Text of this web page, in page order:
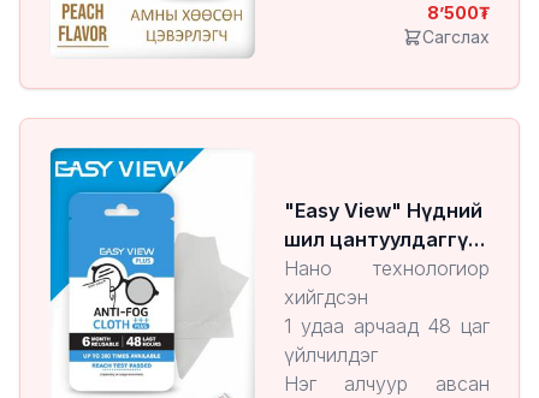
/ амны хөндийн
хуурайшилтаас
8’500
Сагслах
"Easy View" Нүдний
шил цантуулдаггүй
алчуур
Нано технологиор
хийгдсэн
1 удаа арчаад 48 цаг
үйлчилдэг
Нэг алчуур авсан